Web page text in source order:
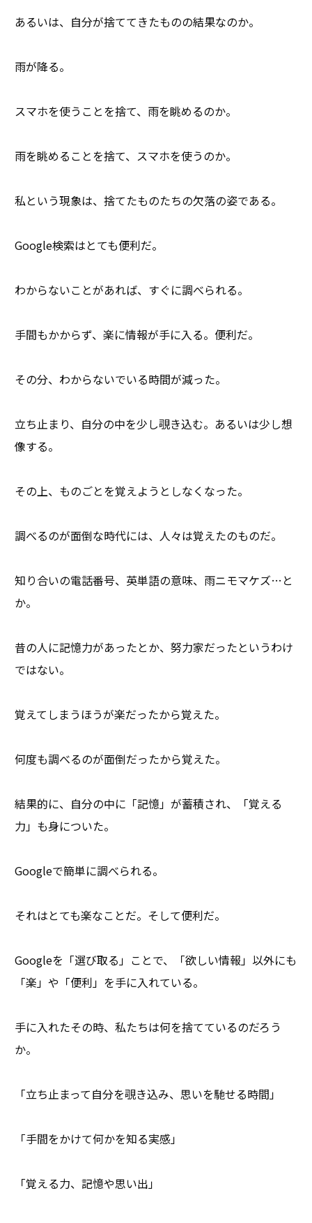
あるいは、自分が捨ててきたものの結果なのか。
雨が降る。
スマホを使うことを捨て、雨を眺めるのか。
雨を眺めることを捨て、スマホを使うのか。
私という現象は、捨てたものたちの欠落の姿である。
Google検索はとても便利だ。
わからないことがあれば、すぐに調べられる。
手間もかからず、楽に情報が手に入る。便利だ。
その分、わからないでいる時間が減った。
立ち止まり、自分の中を少し覗き込む。あるいは少し想
像する。
その上、ものごとを覚えようとしなくなった。
調べるのが面倒な時代には、人々は覚えたのものだ。
知り合いの電話番号、英単語の意味、雨ニモマケズ…と
か。
昔の人に記憶力があったとか、努力家だったというわけ
ではない。
覚えてしまうほうが楽だったから覚えた。
何度も調べるのが面倒だったから覚えた。
結果的に、自分の中に「記憶」が蓄積され、「覚える
力」も身についた。
Googleで簡単に調べられる。
それはとても楽なことだ。そして便利だ。
Googleを「選び取る」ことで、「欲しい情報」以外にも
「楽」や「便利」を手に入れている。
手に入れたその時、私たちは何を捨てているのだろう
か。
「立ち止まって自分を覗き込み、思いを馳せる時間」
「手間をかけて何かを知る実感」
「覚える力、記憶や思い出」